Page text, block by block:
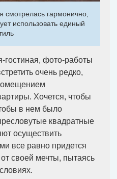
смотрелась гармонично,
использовать единый
гостиная, фото-работы
очень редко,
Хочется, чтобы
в нем было
квадратные
осуществить
все равно придется
своей мечты, пытаясь